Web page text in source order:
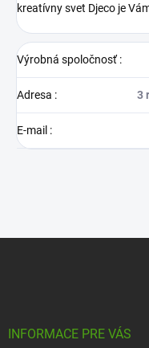
kreatívny svet Djeco je
Výrobná spoločnosť:
Adresa : 3
E-mail :
INFORMACE PRE VÁS